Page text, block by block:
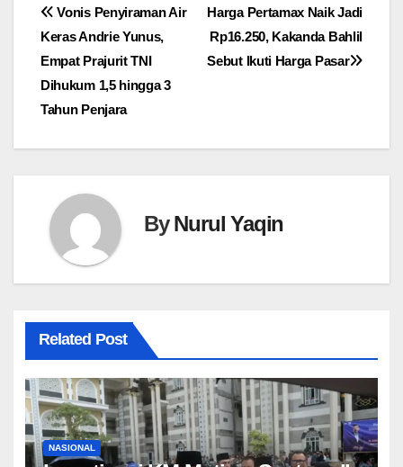
Navigasi
pos
Harga Pertamax Naik Jadi
Rp16.250, Kakanda Bahlil
Sebut Ikuti Harga Pasar
Vonis Penyiraman Air
Keras Andrie Yunus,
Empat Prajurit TNI
Dihukum 1,5 hingga 3
Tahun Penjara
ByNurul Yaqin
Related Post
NASIONAL